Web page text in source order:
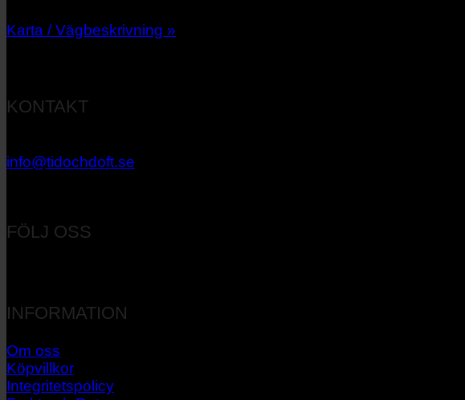
Karta / Vägbeskrivning »
KONTAKT
info@tidochdoft.se
FÖLJ OSS
INFORMATION
Om oss
Köpvillkor
Integritetspolicy